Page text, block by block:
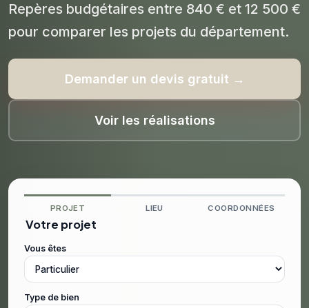
Repères budgétaires entre 840 € et 12 500 €
pour comparer les projets du département.
Demander un devis gratuit →
Voir les réalisations
PROJET LIEU COORDONNÉES
Votre projet
Vous êtes
Type de bien